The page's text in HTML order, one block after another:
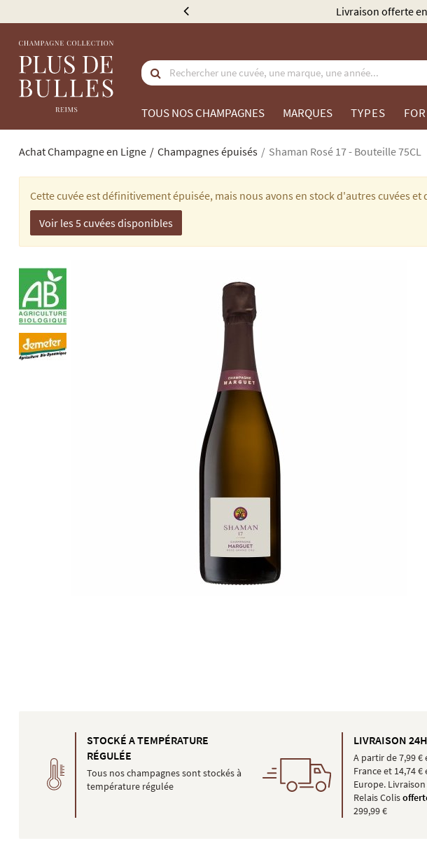
Élu Meilleur
TOUS NOS CHAMPAGNES MARQUES TYPES
Achat Champagne en Ligne Champagnes épuisés Shaman Rosé 17 - Bouteille 75CL
Cette cuvée est définitivement épuisée, mais nous avons en stock d'autres cuvées
Voir les 5 cuvées disponibles
STOCKÉ A TEMPÉRATURE
RÉGULÉE
Tous nos champagnes sont stockés à
température régulée
LIVRAISON 24H
A partir de 7,99 €
France et 14,74 €
Europe.
Relais Colis
299,99 €